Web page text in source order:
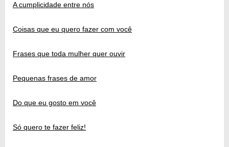
A cumplicidade entre nós
Coisas que eu quero fazer com você
Frases que toda mulher quer ouvir
Pequenas frases de amor
Do que eu gosto em você
Só quero te fazer feliz!